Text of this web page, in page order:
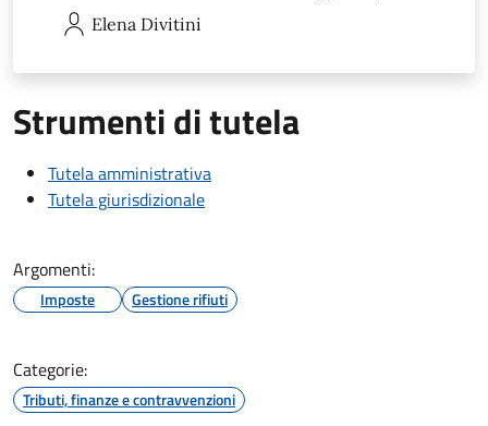
Elena Divitini
Strumenti di tutela
Tutela amministrativa
Tutela giurisdizionale
Argomenti:
Imposte Gestione rifiuti
Categorie:
Tributi, finanze e contravvenzioni